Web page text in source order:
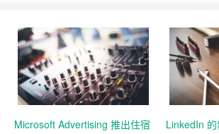
Microsoft Advertising 推出住宿
LinkedIn